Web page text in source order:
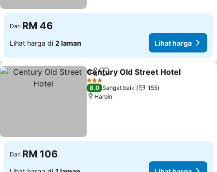
Dari RM 46
Lihat harga di 2 laman Lihat harga
KongsiTambah ke favorit
Century Old Street Hotel
3 Bintang
8.0 Sangat baik
155
Harbin
Dari RM 106